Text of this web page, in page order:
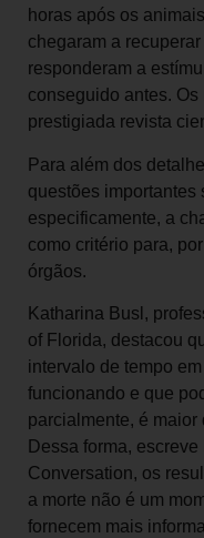
horas após os
chegaram a
responderam a
conseguido antes.
prestigiada revista
Para além dos
questões importantes
especificamente, a
como critério para,
órgãos.
Katharina Busl,
of Florida, destacou
intervalo de tempo
funcionando e que
parcialmente, é maior
Dessa forma,
Conversation, os
a morte não é um
fornecem mais